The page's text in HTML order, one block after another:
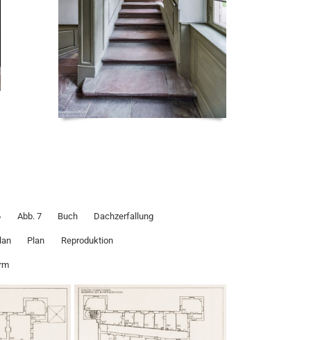
Abb. 7 Buch Dachzerfallung
Plan Reproduktion